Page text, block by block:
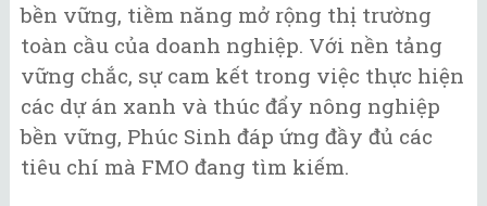
bền vững, tiềm năng mở rộng thị trường
toàn cầu của doanh nghiệp. Với nền tảng
vững chắc, sự cam kết trong việc thực hiện
các dự án xanh và thúc đẩy nông nghiệp
bền vững, Phúc Sinh đáp ứng đầy đủ các
tiêu chí mà FMO đang tìm kiếm.